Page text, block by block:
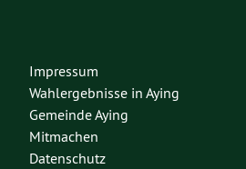
Impressum
Wahlergebnisse in Aying
Gemeinde Aying
Mitmachen
Datenschutz